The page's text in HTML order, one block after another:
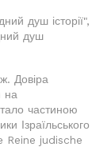
душ історії",
душ
Довіра
на
частиною
Ізраїльського
Reine judische